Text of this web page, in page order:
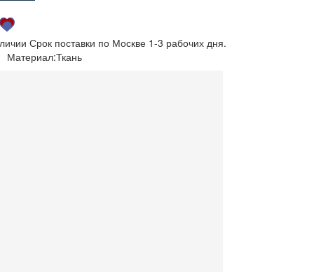
Срок поставки по Москве 1-3 рабочих дня.
Материал:Ткань